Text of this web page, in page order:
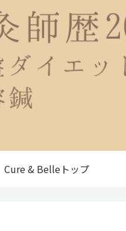
Cure & Belleトップ